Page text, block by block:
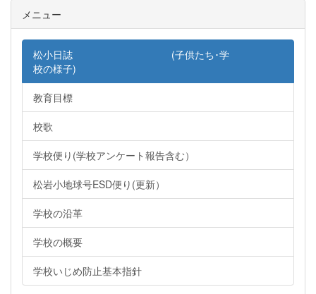
メニュー
松小日誌 (子供たち･学
校の様子)
教育目標
校歌
学校便り(学校アンケート報告含む）
松岩小地球号ESD便り(更新）
学校の沿革
学校の概要
学校いじめ防止基本指針